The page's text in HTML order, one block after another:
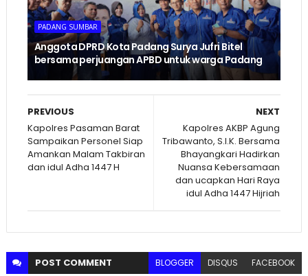
PADANG SUMBAR
Anggota DPRD Kota Padang Surya Jufri Bitel
bersama perjuangan APBD untuk warga Padang
NEXT
Kapolres AKBP Agung
Tribawanto, S.I.K. Bersama
Bhayangkari Hadirkan
Nuansa Kebersamaan
dan ucapkan Hari Raya
idul Adha 1447 Hijriah
PREVIOUS
Kapolres Pasaman Barat
Sampaikan Personel Siap
Amankan Malam Takbiran
dan idul Adha 1447 H
POST COMMENT BLOGGER DISQUS FACEBOOK